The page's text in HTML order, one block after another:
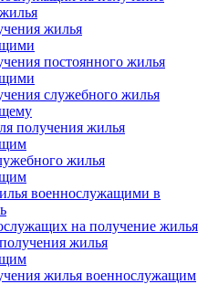
жилья
постоянного жилья
служебного жилья
получения жилья
жилья
военнослужащими в
на получение жилья
жилья
жилья военнослужащим